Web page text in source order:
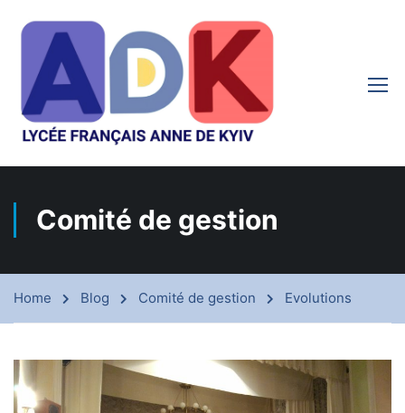
Comité de gestion
Home Blog Comité de gestion Evolutions